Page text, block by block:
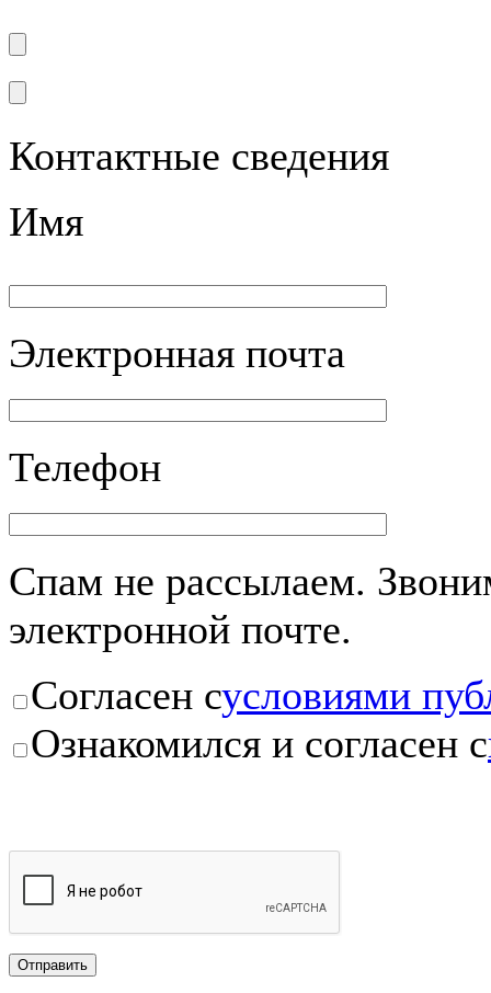
Контактные сведения
Имя
Электронная почта
Телефон
Спам не рассылаем.
электронной почте.
Согласен сусловиями
Ознакомился и согласен с